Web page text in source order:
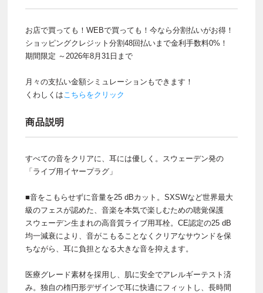
お店で買っても！WEBで買っても！今なら分割払いがお得！
ショッピングクレジット分割48回払いまで金利手数料0%！
期間限定 ～2026年8月31日まで
月々の支払い金額シミュレーションもできます！
くわしくはこちらをクリック
商品説明
すべての音をクリアに、耳には優しく。スウェーデン発の
「ライブ用イヤープラグ」
■音をこもらせずに音量を25 dBカット。SXSWなど世界最大
級のフェスが認めた、音楽を本気で楽しむための聴覚保護
スウェーデン生まれの高音質ライブ用耳栓。CE認定の25 dB
均一減衰により、音がこもることなくクリアなサウンドを保
ちながら、耳に負担となる大きな音を抑えます。
医療グレード素材を採用し、肌に安全でアレルギーテスト済
み。独自の楕円形デザインで耳に快適にフィットし、長時間